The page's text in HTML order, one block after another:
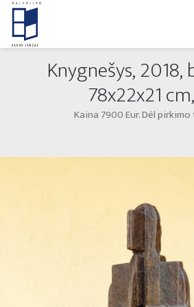
Nauji paveikslai
Abstraktūs paveikslai
Modernūs paveikslai
Paveikslai ant popieriaus
Naujos skulptūros
Lauko skulptūros
Parodos 2025
Knygnešys, 2018,
78x22x21
Kaina 7900 Eur. Dėl